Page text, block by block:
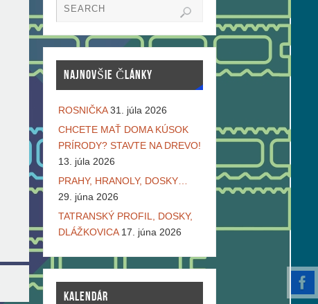
NAJNOVŠIE ČLÁNKY
ROSNIČKA 31. júla 2026
CHCETE MAŤ DOMA KÚSOK
PRÍRODY? STAVTE NA DREVO!
13. júla 2026
PRAHY, HRANOLY, DOSKY…
29. júna 2026
TATRANSKÝ PROFIL, DOSKY,
DLÁŽKOVICA 17. júna 2026
KALENDÁR